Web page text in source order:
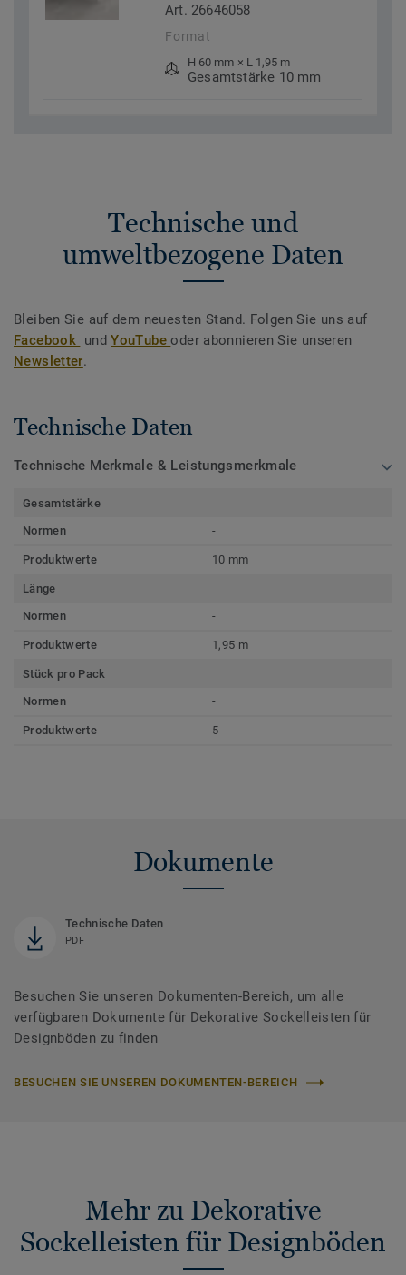
Art. 26646058
Format
H 60 mm × L 1,95 m
Gesamtstärke 10 mm
Technische und
umweltbezogene Daten
Bleiben Sie auf dem neuesten Stand. Folgen Sie uns auf
Facebook undYouTubeoder abonnieren Sie unseren
Newsletter.
Technische Daten
Technische Merkmale & Leistungsmerkmale
Gesamtstärke
Normen
-
Produktwerte 10 mm
Länge
Normen
-
Produktwerte 1,95 m
Stück pro Pack
Normen
-
Produktwerte 5
Dokumente
Technische Daten
PDF
Besuchen Sie unseren Dokumenten-Bereich, um alle
verfügbaren Dokumente für Dekorative Sockelleisten für
Designböden zu finden
BESUCHEN SIE UNSEREN DOKUMENTEN-BEREICH
Mehr zu Dekorative
Sockelleisten für Designböden